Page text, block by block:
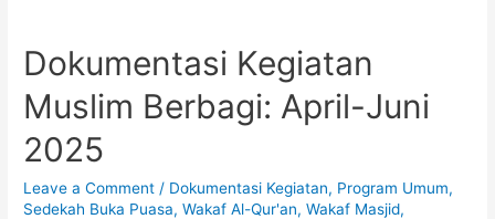
Dokumentasi Kegiatan
Muslim Berbagi: April-Juni
2025
Leave a Comment / Dokumentasi Kegiatan, Program Umum,
Sedekah Buka Puasa,Wakaf Al-Qur'an,Wakaf Masjid,